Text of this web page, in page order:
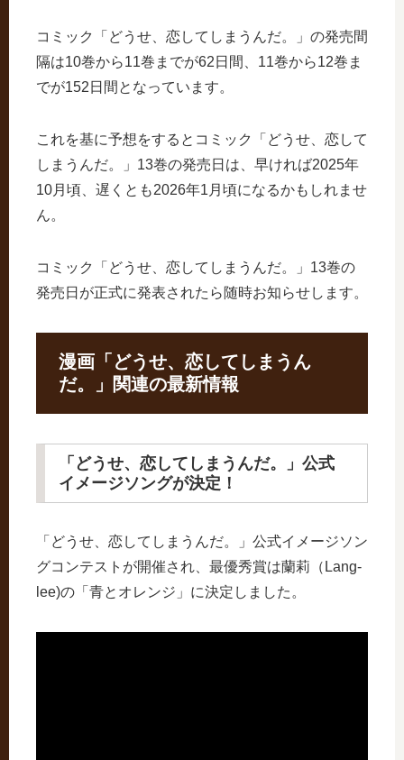
コミック「どうせ、恋してしまうんだ。」の発売間
隔は10巻から11巻までが62日間、11巻から12巻ま
でが152日間となっています。
これを基に予想をするとコミック「どうせ、恋して
しまうんだ。」13巻の発売日は、早ければ2025年
10月頃、遅くとも2026年1月頃になるかもしれませ
ん。
コミック「どうせ、恋してしまうんだ。」13巻の
発売日が正式に発表されたら随時お知らせします。
漫画「どうせ、恋してしまうん
だ。」関連の最新情報
「どうせ、恋してしまうんだ。」公式
イメージソングが決定！
「どうせ、恋してしまうんだ。」公式イメージソン
グコンテストが開催され、最優秀賞は蘭莉（Lang-
lee)の「青とオレンジ」に決定しました。